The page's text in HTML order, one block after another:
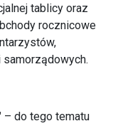
tablicy oraz
rocznicowe
– do tego tematu